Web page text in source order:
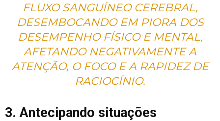
FLUXO SANGUÍNEO CEREBRAL,
DESEMBOCANDO EM PIORA DOS
DESEMPENHO FÍSICO E MENTAL,
AFETANDO NEGATIVAMENTE A
ATENÇÃO, O FOCO E A RAPIDEZ DE
RACIOCÍNIO.
3. Antecipando situações